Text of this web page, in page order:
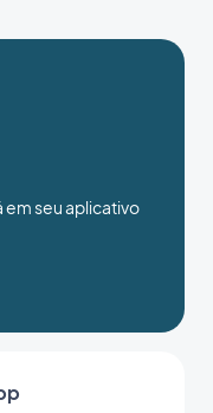
em seu aplicativo